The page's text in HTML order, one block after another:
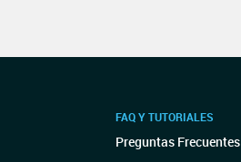
FAQ Y TUTORIALES
Preguntas Frecuentes